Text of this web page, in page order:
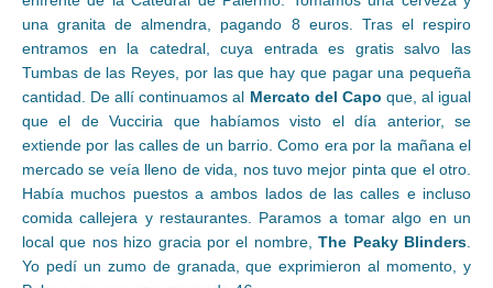
una granita de almendra, pagando 8 euros. Tras el respiro
entramos en la catedral, cuya entrada es gratis salvo las
Tumbas de las Reyes, por las que hay que pagar una pequeña
cantidad. De allí continuamos al Mercato del Capo que, al igual
que el de Vucciria que habíamos visto el día anterior, se
extiende por las calles de un barrio. Como era por la mañana el
mercado se veía lleno de vida, nos tuvo mejor pinta que el otro.
Había muchos puestos a ambos lados de las calles e incluso
comida callejera y restaurantes. Paramos a tomar algo en un
local que nos hizo gracia por el nombre,The Peaky Blinders.
Yo pedí un zumo de granada, que exprimieron al momento, y